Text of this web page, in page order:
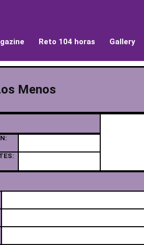
Reto 104 horas Gallery
Menos